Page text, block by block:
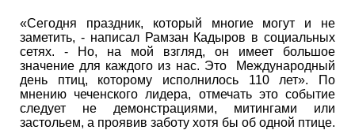
«Сегодня праздник, который многие могут и не
заметить, - написал Рамзан Кадыров в социальных
сетях. - Но, на мой взгляд, он имеет большое
значение для каждого из нас. Это Международный
день птиц, которому исполнилось 110 лет». По
мнению чеченского лидера, отмечать это событие
следует не демонстрациями, митингами или
застольем, а проявив заботу хотя бы об одной птице.